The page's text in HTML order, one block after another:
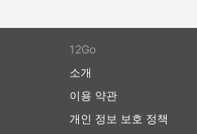
수 있습니다.
지 데려다줍
및 기타 여러
드립니다.
12Go
소개
이용 약관
개인 정보 보호 정책